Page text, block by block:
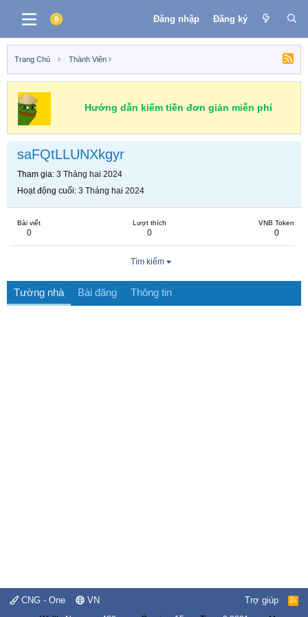
Đăng nhập Đăng ký
Trang Chủ Thành Viên
Hướng dẫn kiếm tiền đơn giản miễn phí
saFQtLLUNXkgyr
Tham gia 3 Tháng hai 2024
Hoạt động cuối 3 Tháng hai 2024
Bài viết
0
Lượt thích
0
VNB Token
0
Tìm kiếm
Tường nhà Bài đăng Thông tin
CNG - One VN Trợ giúp
R